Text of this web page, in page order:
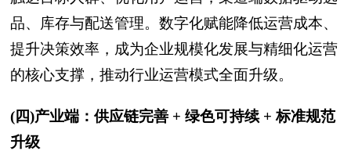
品、库存与配送管理。数字化赋能降低运营成本、
提升决策效率，成为企业规模化发展与精细化运营
的核心支撑，推动行业运营模式全面升级。
(四)产业端：供应链完善 + 绿色可持续 + 标准规范
升级